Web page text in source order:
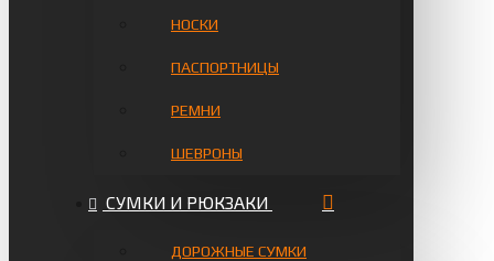
НОСКИ
ПАСПОРТНИЦЫ
РЕМНИ
ШЕВРОНЫ
СУМКИ И РЮКЗАКИ
ДОРОЖНЫЕ СУМКИ